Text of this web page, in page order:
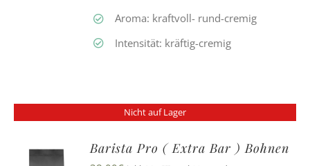
Aroma: kraftvoll- rund-cremig
Intensität: kräftig-cremig
Nicht auf Lager
Barista Pro ( Extra Bar ) Bohnen